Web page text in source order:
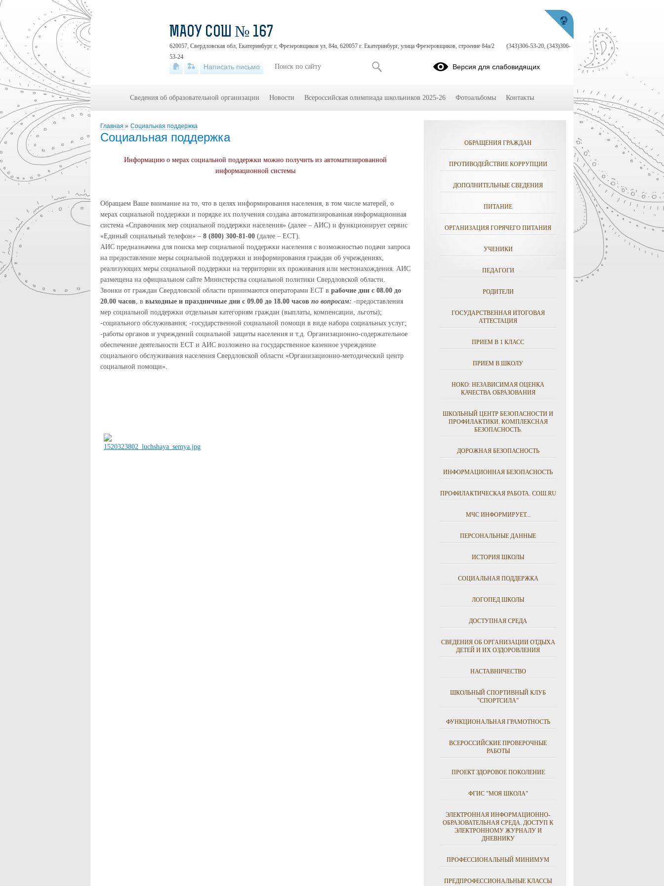
Главная » Социальная поддержка
Социальная поддержка
Информацию о мерах социальной поддержки можно получить из автоматизированной
информационной системы
Обращаем Ваше внимание на то, что в целях информирования населения, в том числе матерей, о
мерах социальной поддержки и порядке их получения создана автоматизированная информационная
система «Справочник мер социальной поддержки населения» (далее – АИС) и функционирует сервис
«Единый социальный телефон» – 8 (800) 300-81-00 (далее – ЕСТ).
АИС предназначена для поиска мер социальной поддержки населения с возможностью подачи запроса
на предоставление меры социальной поддержки и информирования граждан об учреждениях,
реализующих меры социальной поддержки на территории их проживания или местонахождения. АИС
размещена на официальном сайте Министерства социальной политики Свердловской области.
Звонки от граждан Свердловской области принимаются операторами ЕСТ в рабочие дни с 08.00 до
20.00 часов, в выходные и праздничные дни с 09.00 до 18.00 часов по вопросам: -предоставления
мер социальной поддержки отдельным категориям граждан (выплаты, компенсации, льготы);
-социального обслуживания; -государственной социальной помощи в виде набора социальных услуг;
-работы органов и учреждений социальной защиты населения и т.д. Организационно-содержательное
обеспечение деятельности ЕСТ и АИС возложено на государственное казенное учреждение
социального обслуживания населения Свердловской области «Организационно-методический центр
социальной помощи».
ОБРАЩЕНИЯ ГРАЖДАН
ПРОТИВОДЕЙСТВИЕ КОРРУПЦИИ
ДОПОЛНИТЕЛЬНЫЕ СВЕДЕНИЯ
ПИТАНИЕ
ОРГАНИЗАЦИЯ ГОРЯЧЕГО ПИТАНИЯ
УЧЕНИКИ
ПЕДАГОГИ
РОДИТЕЛИ
ГОСУДАРСТВЕННАЯ ИТОГОВАЯ
АТТЕСТАЦИЯ
ПРИЕМ В 1 КЛАСС
ПРИЕМ В ШКОЛУ
НОКО: НЕЗАВИСИМАЯ ОЦЕНКА
КАЧЕСТВА ОБРАЗОВАНИЯ
ШКОЛЬНЫЙ ЦЕНТР БЕЗОПАСНОСТИ И
ПРОФИЛАКТИКИ. КОМПЛЕКСНАЯ
БЕЗОПАСНОСТЬ.
ДОРОЖНАЯ БЕЗОПАСНОСТЬ
ИНФОРМАЦИОННАЯ БЕЗОПАСНОСТЬ
ПРОФИЛАКТИЧЕСКАЯ РАБОТА. СОШ.RU
МЧС ИНФОРМИРУЕТ...
ПЕРСОНАЛЬНЫЕ ДАННЫЕ
ИСТОРИЯ ШКОЛЫ
СОЦИАЛЬНАЯ ПОДДЕРЖКА
ЛОГОПЕД ШКОЛЫ
ДОСТУПНАЯ СРЕДА
СВЕДЕНИЯ ОБ ОРГАНИЗАЦИИ ОТДЫХА
ДЕТЕЙ И ИХ ОЗДОРОВЛЕНИЯ
НАСТАВНИЧЕСТВО
ШКОЛЬНЫЙ СПОРТИВНЫЙ КЛУБ
"СПОРТСИЛА"
ФУНКЦИОНАЛЬНАЯ ГРАМОТНОСТЬ
ВСЕРОССИЙСКИЕ ПРОВЕРОЧНЫЕ
РАБОТЫ
ПРОЕКТ ЗДОРОВОЕ ПОКОЛЕНИЕ
ФГИС "МОЯ ШКОЛА"
ЭЛЕКТРОННАЯ ИНФОРМАЦИОННО-
ОБРАЗОВАТЕЛЬНАЯ СРЕДА. ДОСТУП К
ЭЛЕКТРОННОМУ ЖУРНАЛУ И
ДНЕВНИКУ
ПРОФЕССИОНАЛЬНЫЙ МИНИМУМ
ПРЕДПРОФЕССИОНАЛЬНЫЕ КЛАССЫ
МАОУ СОШ № 167
620057, Свердловская обл, Екатеринбург г, Фрезеровщиков ул, 84а, 620057 г. Екатеринбург, улица Фрезеровщиков, строение 84а/2
(343)306-53-20, (343)306-
53-24
Написать письмо Версия для слабовидящих
Сведения об образовательной организации Новости Всероссийская олимпиада школьников 2025-26 Фотоальбомы Контакты